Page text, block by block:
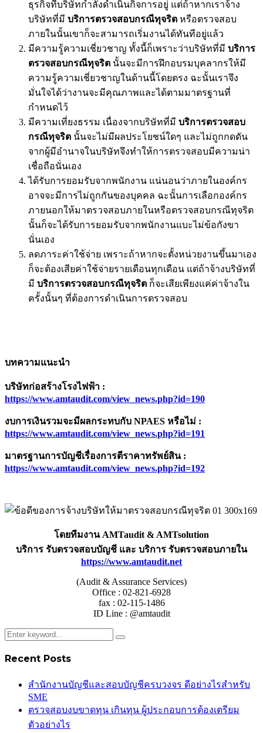
ธุรกิจที่บริษัทกำลังดำเนินกิจการอยู่ แต่ถ้าหากเราจ้าง
บริษัทที่มี บริการตรวจสอบกรณีทุจริต หรือตรวจสอบ
ภายในนั้นเขาก็จะสามารถเริ่มงานได้ทันทีอยู่แล้ว
มีความรู้ความเชี่ยวชาญ ทั้งนี้ก็เพราะว่าบริษัทที่มี บริการ
ตรวจสอบกรณีทุจริต นั้นจะมีการฝึกอบรมบุคลากรให้มี
ความรู้ความเชี่ยวชาญในด้านนี้โดยตรง ฉะนั้นเราจึง
มั่นใจได้ว่างานจะมีคุณภาพและได้ตามมาตรฐานที่
กำหนดไว้
มีความเที่ยงธรรม เนื่องจากบริษัทที่มี บริการตรวจสอบ
กรณีทุจริต นั้นจะไม่มีผลประโยชน์ใดๆ และไม่ถูกกดดัน
จากผู้มีอำนาจในบริษัทจึงทำให้การตรวจสอบมีความน่า
เชื่อถือนั่นเอง
ได้รับการยอมรับจากพนักงาน แน่นอนว่าภายในองค์กร
อาจจะมีการไม่ถูกกันของบุคคล ฉะนั้นการเลือกองค์กร
ภายนอกให้มาตรวจสอบภายในหรือตรวจสอบกรณีทุจริต
นั้นก็จะได้รับการยอมรับจากพนักงานแบะไม่ข้อกังขา
นั่นเอง
ลดภาระค่าใช้จ่าย เพราะถ้าหากจะตั้งหน่วยงานขึ้นมาเอง
ก็จะต้องเสียค่าใช้จ่ายรายเดือนทุกเดือน แต่ถ้าจ้างบริษัทที่
มี บริการตรวจสอบกรณีทุจริต ก็จะเสียเพียงแค่ค่าจ้างใน
ครั้งนั้นๆ ที่ต้องการดำเนินการตรวจสอบ
บทความแนะนำ
บริษัทก่อสร้างโรงไฟฟ้า :
https://www.amtaudit.com/view_news.php?id=190
งบการเงินรวมจะมีผลกระทบกับ NPAES หรือไม่ :
https://www.amtaudit.com/view_news.php?id=191
มาตรฐานการบัญชีเรื่องการตีราคาทรัพย์สิน:
https://www.amtaudit.com/view_news.php?id=192
โดยทีมงาน AMTaudit & AMTsolution
บริการ รับตรวจสอบบัญชี และ บริการ รับตรวจสอบภายใน
https://www.amtaudit.net
(Audit & Assurance Services)
Office : 02-821-6928
fax : 02-115-1486
ID Line : @amtaudit
Recent Posts
สำนักงานบัญชีและสอบบัญชีครบวงจร ดีอย่างไรสำหรับ
SME
ตรวจสอบงบขาดทุน เกินทุน ผู้ประกอบการต้องเตรียม
ตัวอย่างไร